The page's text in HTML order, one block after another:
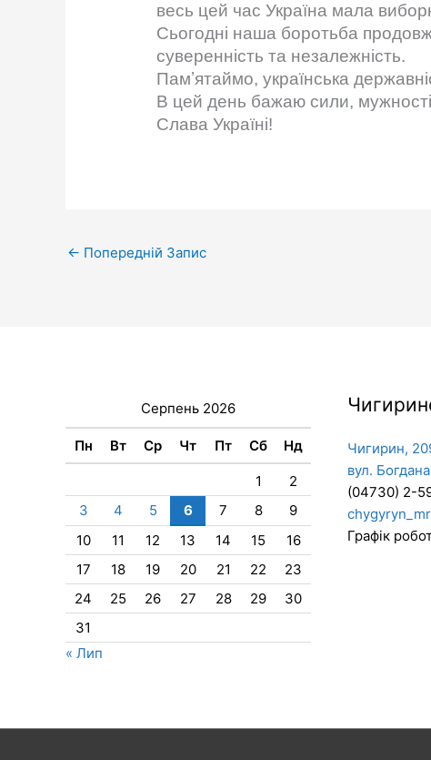
весь цей час Україна мала
Сьогодні наша боротьба
суверенність та незалежність.
Памʼятаймо, українська
В цей день бажаю сили,
Слава Україні!
← Попередній Запис
Серпень 2026
Пн Вт Ср Чт Пт Сб Нд
1
2
3
4 5 6 7 8
9
10
11 12 13 14 15
16
17
18 19 20 21 22
23
24
25 26 27 28 29
30
31
« Лип
Чигирин,
вул.
(04730) 2-
Графік